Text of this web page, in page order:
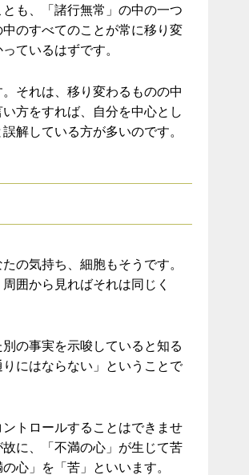
も、「諸行無常」の中の一つ
のすべてのことが常に移り変
ているはずです。
それは、移り変わるものの中
方をすれば、自分を中心とし
解している方が多いのです。
の気持ち、細胞もそうです。
囲から見ればそれは同じく
の事実を示唆していると知る
にはならない」ということで
トロールすることはできませ
に、「不満の心」が生じて苦
心」を「苦」といいます。